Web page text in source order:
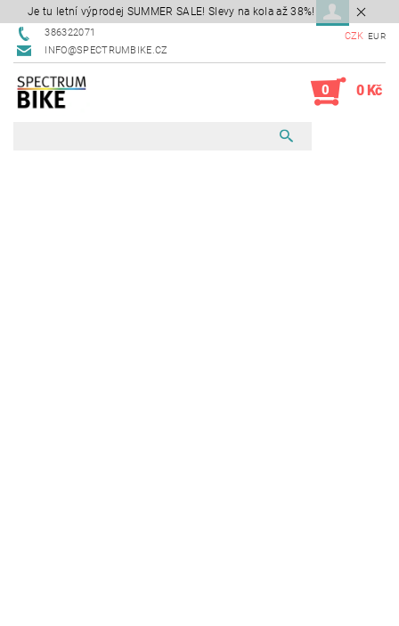
Je tu letní výprodej SUMMER SALE! Slevy na kola až 38%!
386322071
INFO@SPECTRUMBIKE.CZ
CZK EUR
0 0 Kč